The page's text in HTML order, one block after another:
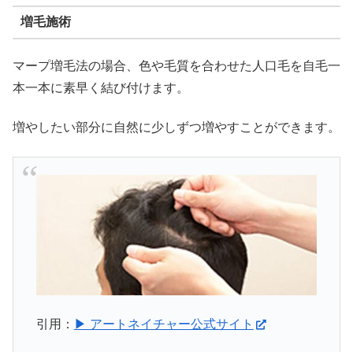
増毛施術
マープ増毛法の場合、色や毛質を合わせた人口毛を自毛一
本一本に素早く結び付けます。
増やしたい部分に自然に少しずつ増やすことができます。
引用： ▶ アートネイチャー公式サイト